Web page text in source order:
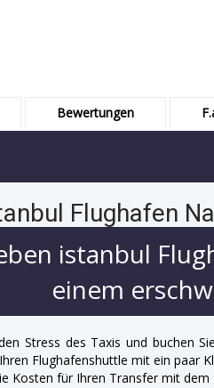
Bewertungen
Flughafen
istanbul
einem
Stress des Taxis und buchen
Flughafenshuttle mit ein paar
Kosten für Ihren Transfer mit dem